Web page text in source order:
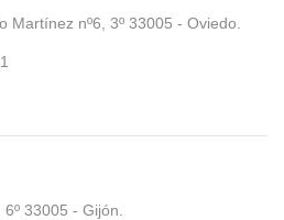
Martínez nº6, 3º 33005 - Oviedo.
33005 - Gijón.